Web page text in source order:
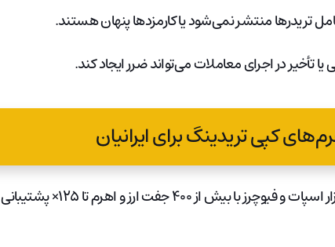
تریدرها منتشر نمی‌شود یا کارمزدها پنهان هستند.
تأخیر در اجرای معاملات می‌تواند ضرر ایجاد کند.
کپی تریدینگ برای ایرانیان
: بدون نیاز به احراز هویت، از بازار اسپات و فیوچرز با بیش از ۴۰۰ جفت ارز و اهرم تا ۱۲۵× پشتیبانی